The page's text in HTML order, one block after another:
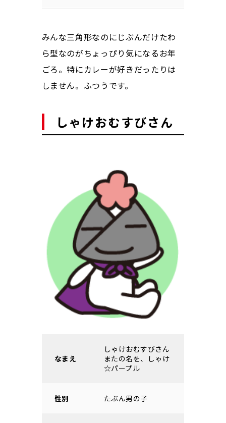
みんな三角形なのにじぶんだけたわ
ら型なのがちょっぴり気になるお年
ごろ。特にカレーが好きだったりは
しません。ふつうです。
しゃけおむすびさん
なまえ
しゃけおむすびさん
またの名を、しゃけ
☆パープル
性別 たぶん男の子